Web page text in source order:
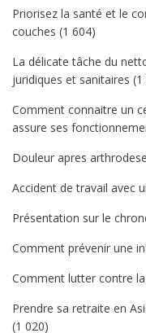
Priorisez la santé et le
couches (1 604)
La délicate tâche du
juridiques et sanitaires (1
Comment connaitre un
assure ses
Douleur apres
Accident de travail avec
Présentation sur le
Comment prévenir une
Comment lutter contre
Prendre sa retraite en
(1 020)